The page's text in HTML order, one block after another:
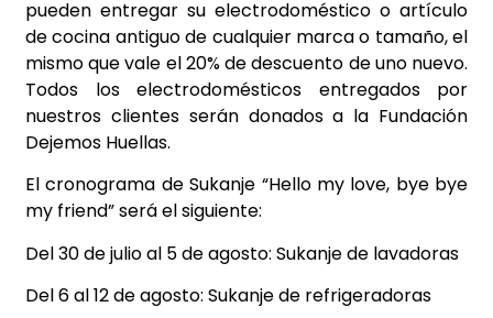
pueden entregar su electrodoméstico o artículo
de cocina antiguo de cualquier marca o tamaño, el
mismo que vale el 20% de descuento de uno nuevo.
Todos los electrodomésticos entregados por
nuestros clientes serán donados a la Fundación
Dejemos Huellas.
El cronograma de Sukanje “Hello my love, bye bye
my friend” será el siguiente:
Del 30 de julio al 5 de agosto: Sukanje de lavadoras
Del 6 al 12 de agosto: Sukanje de refrigeradoras